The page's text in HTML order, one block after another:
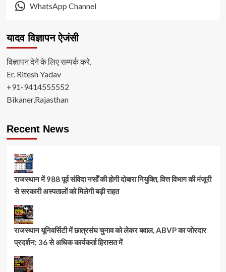
WhatsApp Channel
यादव विज्ञापन ऐजंसी
विज्ञापन देने के लिए सम्पर्क करे.
Er. Ritesh Yadav
+91-9414555552
Bikaner,Rajasthan
Recent News
राजस्थान में 988 पूर्व संविदा नर्सों की होगी दोबारा नियुक्ति, वित्त विभाग की मंजूरी
से सरकारी अस्पतालों को मिलेगी बड़ी राहत
राजस्थान यूनिवर्सिटी में छात्रसंघ चुनाव को लेकर बवाल, ABVP का जोरदार
प्रदर्शन; 36 से अधिक कार्यकर्ता हिरासत में